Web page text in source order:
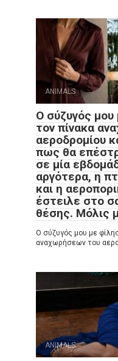
ANIMALS
Ο σύζυγός
τον πίνακα
αεροδρομίου
πως θα
σε μία
αργότερα, η
και η
έστειλε στο
θέσης. Μόλις
Ο σύζυγός μου με
αναχωρήσεων του
ANIMALS